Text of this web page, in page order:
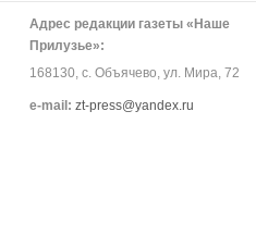
Адрес редакции газеты «Наше
Прилузье»:
168130, с. Объячево, ул. Мира, 72
е-mail: zt-press@yandex.ru